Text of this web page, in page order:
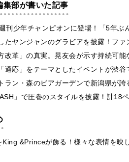
集部が書いた記事
刊少年チャンピオンに登場！「5年ぶ
たヤンジャンのグラビアを披露！ファ
改革」の真実。晃友会が示す持続可能
適応」をテーマとしたイベントが渋谷
ラン・森のビアガーデンで新潟県が誇
」で圧巻のスタイルを披露！計18
&Princeが飾る！様々な表情を映